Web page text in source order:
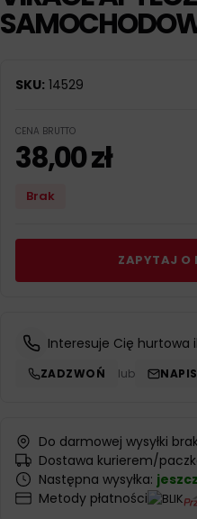
SKU: 14529
CENA BRUTTO
38,00zł
Brak
ZAPYTAJ O
Interesuje Cię hurtowa
ZADZWOŃ lub
Do darmowej wysyłki
Dostawa kurierem/
Następna wysyłka:
Metody płatności